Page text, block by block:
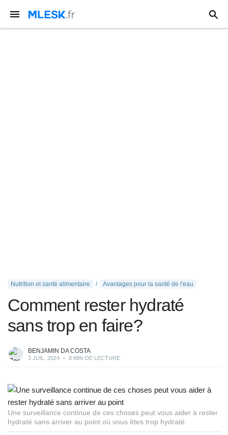
Nutrition et santé alimentaire Avantages pour la santé de l'eau
Comment rester hydraté
sans trop en faire?
BENJAMIN DA COSTA
3 JUIL. 2024 • 8 MIN DE LECTURE
Une surveillance continue de ces choses peut vous aider à rester
hydraté sans arriver au point où vous êtes trop hydraté.